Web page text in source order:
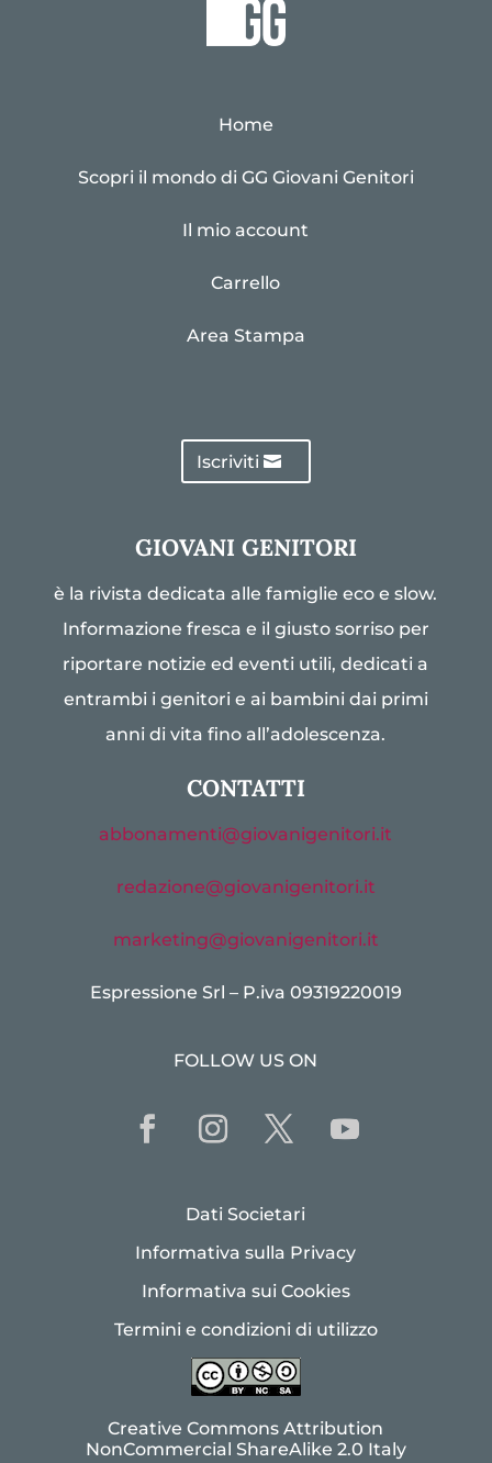
Home
Scopri il mondo di GG Giovani Genitori
Il mio account
Carrello
Area Stampa
Iscriviti
GIOVANI GENITORI
è la rivista dedicata alle famiglie eco e slow.
Informazione fresca e il giusto sorriso per
riportare notizie ed eventi utili, dedicati a
entrambi i genitori e ai bambini dai primi
anni di vita fino all’adolescenza.
CONTATTI
abbonamenti@giovanigenitori.it
redazione@giovanigenitori.it
marketing@giovanigenitori.it
Espressione Srl – P.iva 09319220019
FOLLOW US ON
Dati Societari
Informativa sulla Privacy
Informativa sui Cookies
Termini e condizioni di utilizzo
Creative Commons Attribution
NonCommercial ShareAlike 2.0 Italy